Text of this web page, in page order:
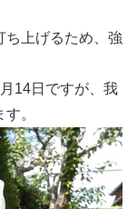
ち上げるため、強
14日ですが、我
。